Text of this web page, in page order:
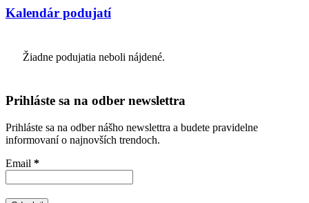
Kalendár podujatí
Žiadne podujatia neboli nájdené.
Prihláste sa na odber newslettra
Prihláste sa na odber nášho newslettra a budete pravidelne
informovaní o najnovších trendoch.
Email *